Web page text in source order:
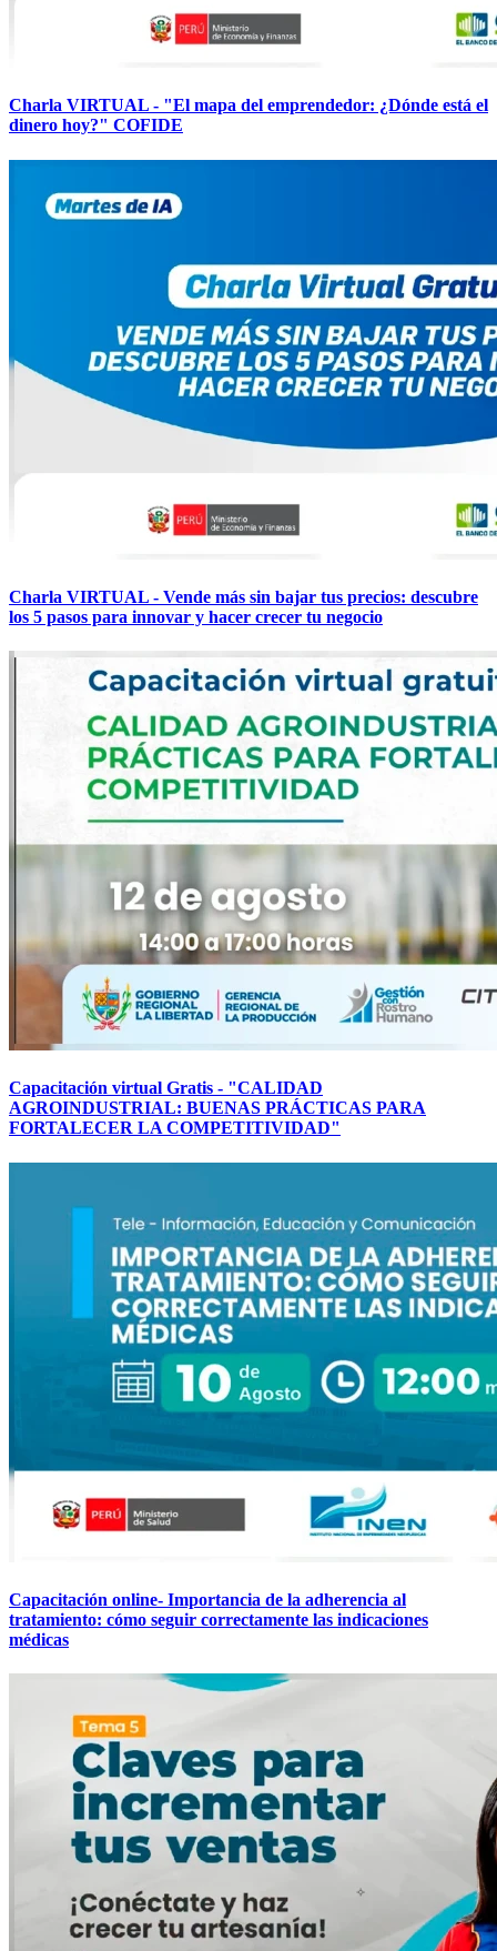
Charla VIRTUAL - "El mapa del emprendedor: ¿Dónde está el
dinero hoy?" COFIDE
Charla VIRTUAL - Vende más sin bajar tus precios: descubre
los 5 pasos para innovar y hacer crecer tu negocio
Capacitación virtual Gratis - "CALIDAD
AGROINDUSTRIAL: BUENAS PRÁCTICAS PARA
FORTALECER LA COMPETITIVIDAD"
Capacitación online- Importancia de la adherencia al
tratamiento: cómo seguir correctamente las indicaciones
médicas